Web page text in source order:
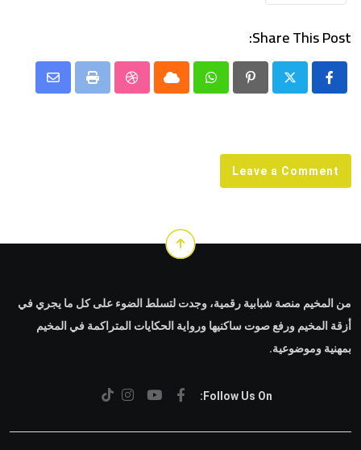
Share This Post:
Pinterest
Whatsapp
Cloud
StumbleUpon
Print
Share
Leave a Comment
من المخيم منصة شبابية رقمية، وجدت لتسلط الضوء على كل ما يجري في
أزقة المخيم ورفع صوت ساكنيها ورواية الحكايات المتراكمة في المخيم
بمهنية وموضوعية.
Follow Us On: